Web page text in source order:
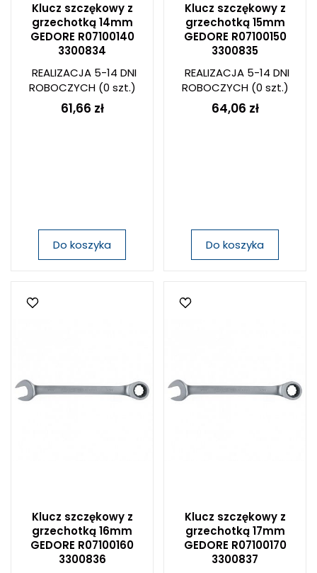
Klucz szczękowy z
grzechotką 14mm
GEDORE R07100140
3300834
REALIZACJA 5-14 DNI
ROBOCZYCH(0 szt.)
61,66 zł
Do koszyka
Klucz szczękowy z
grzechotką 15mm
GEDORE R07100150
3300835
REALIZACJA 5-14 DNI
ROBOCZYCH(0 szt.)
64,06 zł
Do koszyka
Klucz szczękowy z
grzechotką 16mm
GEDORE R07100160
3300836
Klucz szczękowy z
grzechotką 17mm
GEDORE R07100170
3300837